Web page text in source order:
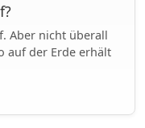
Aber nicht überall
auf der Erde erhält